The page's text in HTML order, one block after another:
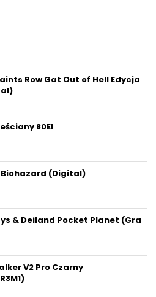
Row Gat Out of Hell Edycja
80El
Biohazard (Digital)
& Deiland Pocket Planet (Gra
V2 Pro Czarny